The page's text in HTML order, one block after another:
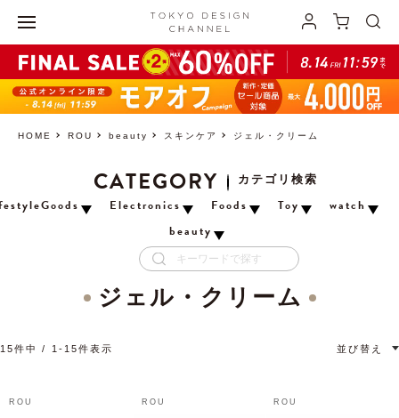
HOME ROU beauty スキンケア ジェル・クリーム
CATEGORY
カテゴリ検索
Electronics Foods Toy
watch
beauty
ジェル・クリーム
並び替え
15件中 1 - 15件表示
ROU ROU ROU